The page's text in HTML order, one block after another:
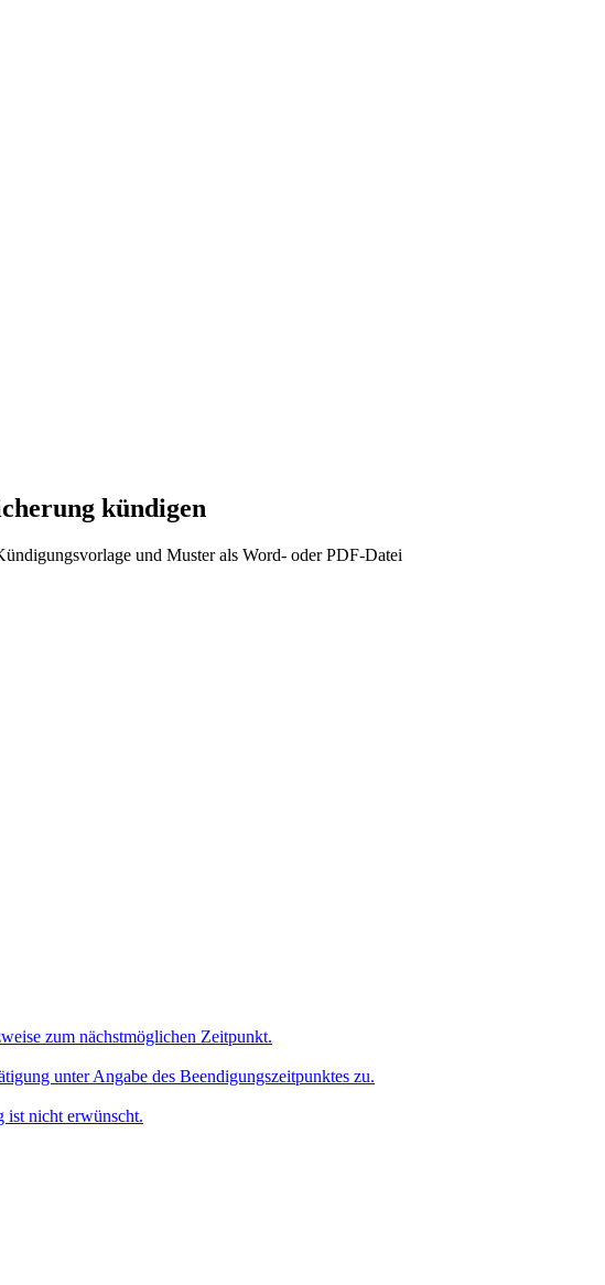
kündigen
und Muster als Word- oder PDF-Datei
zum nächstmöglichen Zeitpunkt.
unter Angabe des Beendigungszeitpunktes zu.
ist nicht erwünscht.